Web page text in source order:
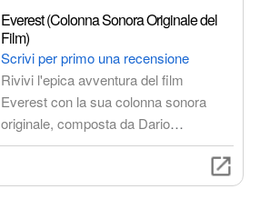
d'animazione.
Everest (Colonna Sonora Originale del
Film)
Scrivi per primo una recensione
Rivivi l'epica avventura del film
Everest con la sua colonna sonora
originale, composta da Dario
Marianelli. Un viaggio musicale
mondo, che cattura la maestosità della